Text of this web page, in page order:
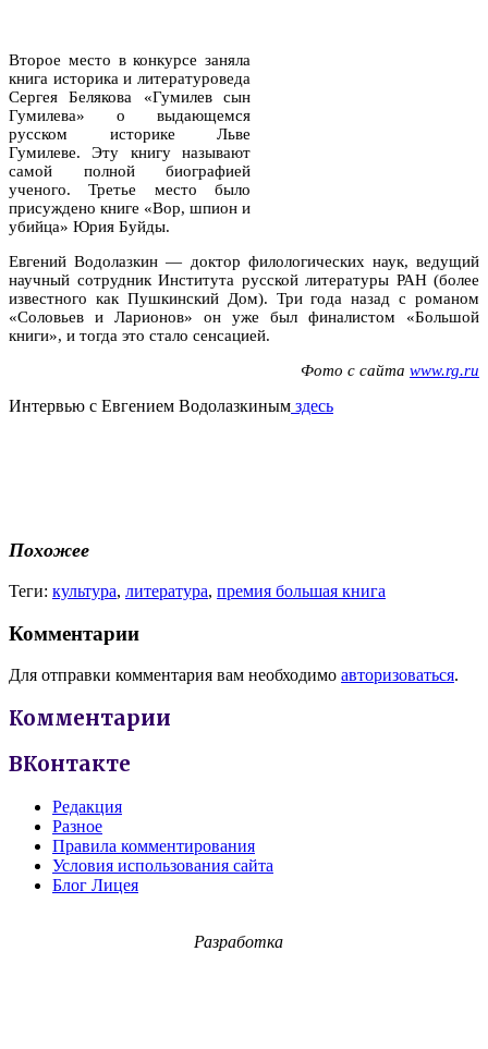
Второе место в конкурсе заняла
книга историка и литературоведа
Сергея Белякова «Гумилев сын
Гумилева» о выдающемся
русском историке Льве
Гумилеве. Эту книгу называют
самой полной биографией
ученого. Третье место было
присуждено книге «Вор, шпион и
убийца» Юрия Буйды.
Евгений Водолазкин — доктор филологических наук, ведущий
научный сотрудник Института русской литературы РАН (более
известного как Пушкинский Дом). Три года назад с романом
«Соловьев и Ларионов» он уже был финалистом «Большой
книги», и тогда это стало сенсацией.
Фото с сайта www.rg.ru
Интервью с Евгением Водолазкиным здесь
Похожее
Теги: культура, литература, премия большая книга
Комментарии
Для отправки комментария вам необходимо авторизоваться.
Комментарии
ВКонтакте
Редакция
Разное
Правила комментирования
Условия использования сайта
Блог Лицея
Разработка